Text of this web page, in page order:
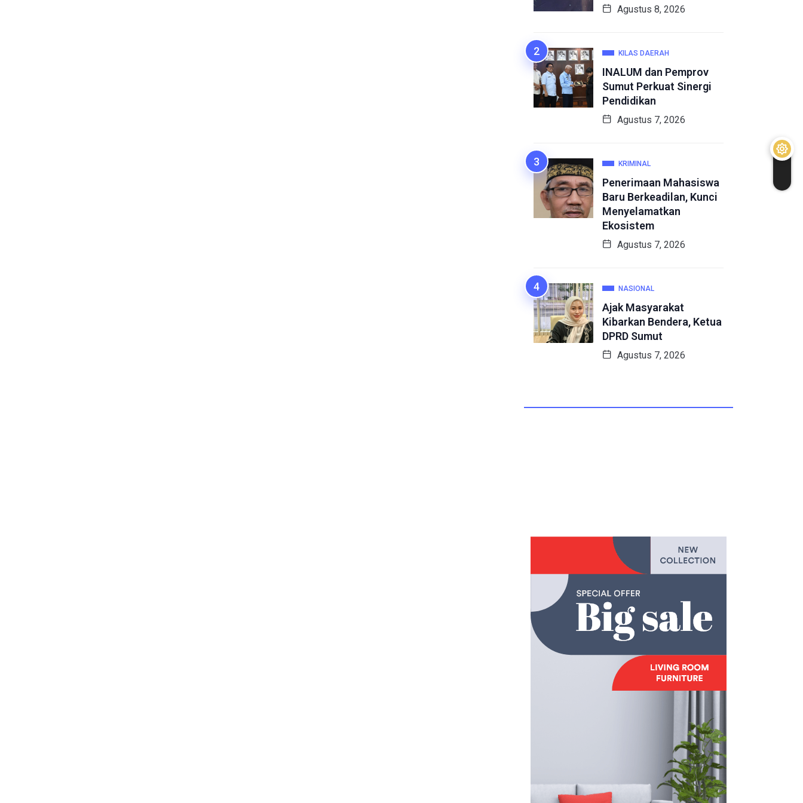
Agustus 8, 2026
KILAS DAERAH
INALUM dan Pemprov
Sumut Perkuat Sinergi
Pendidikan
Agustus 7, 2026
KRIMINAL
Penerimaan Mahasiswa
Baru Berkeadilan, Kunci
Menyelamatkan
Ekosistem
Agustus 7, 2026
NASIONAL
Ajak Masyarakat
Kibarkan Bendera, Ketua
DPRD Sumut
Agustus 7, 2026